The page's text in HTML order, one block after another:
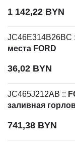
1 142,22 BYN
JC46E314B26BC
места FORD
36,02 BYN
JC465J212AB ::
заливная
741,38 BYN